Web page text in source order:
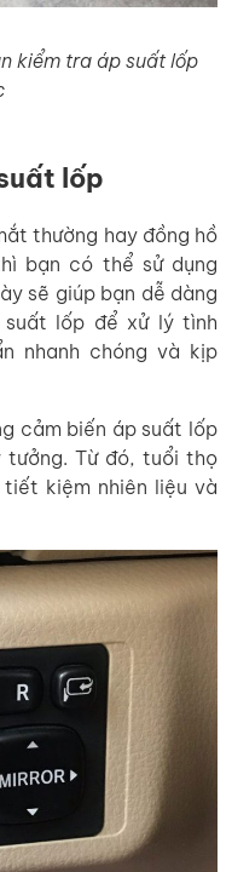
kiểm tra áp suất lốp
lốp
thường hay đồng hồ
bạn có thể sử dụng
sẽ giúp bạn dễ dàng
lốp để xử lý tình
nhanh chóng và kịp
cảm biến áp suất lốp
Từ đó, tuổi thọ
kiệm nhiên liệu và